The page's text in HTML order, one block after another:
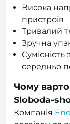
Висока
пристроїв
Тривалий
Зручна
середньо
Чому
Sloboda-
Компанія